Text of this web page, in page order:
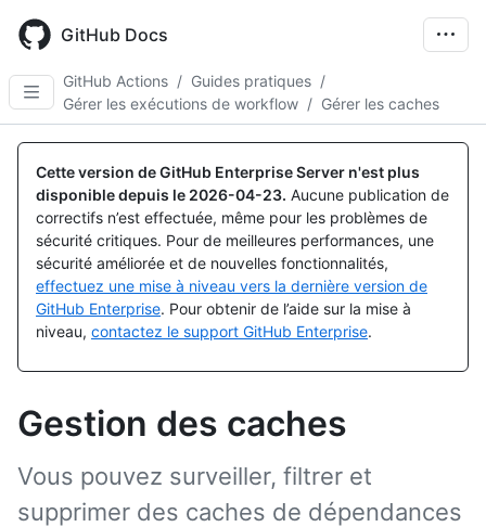
main
content
GitHub Docs
GitHub Actions / Guides pratiques /
Gérer les exécutions de workflow / Gérer les caches
Cette version de GitHub Enterprise Server n'est plus
disponible depuis le 2026-04-23. Aucune publication de
correctifs n’est effectuée, même pour les problèmes de
sécurité critiques. Pour de meilleures performances, une
sécurité améliorée et de nouvelles fonctionnalités,
effectuez une mise à niveau vers la dernière version de
GitHub Enterprise. Pour obtenir de l’aide sur la mise à
niveau, contactez le support GitHub Enterprise.
Gestion des caches
Vous pouvez surveiller, filtrer et
supprimer des caches de dépendances